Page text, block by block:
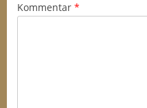
Kommentar *